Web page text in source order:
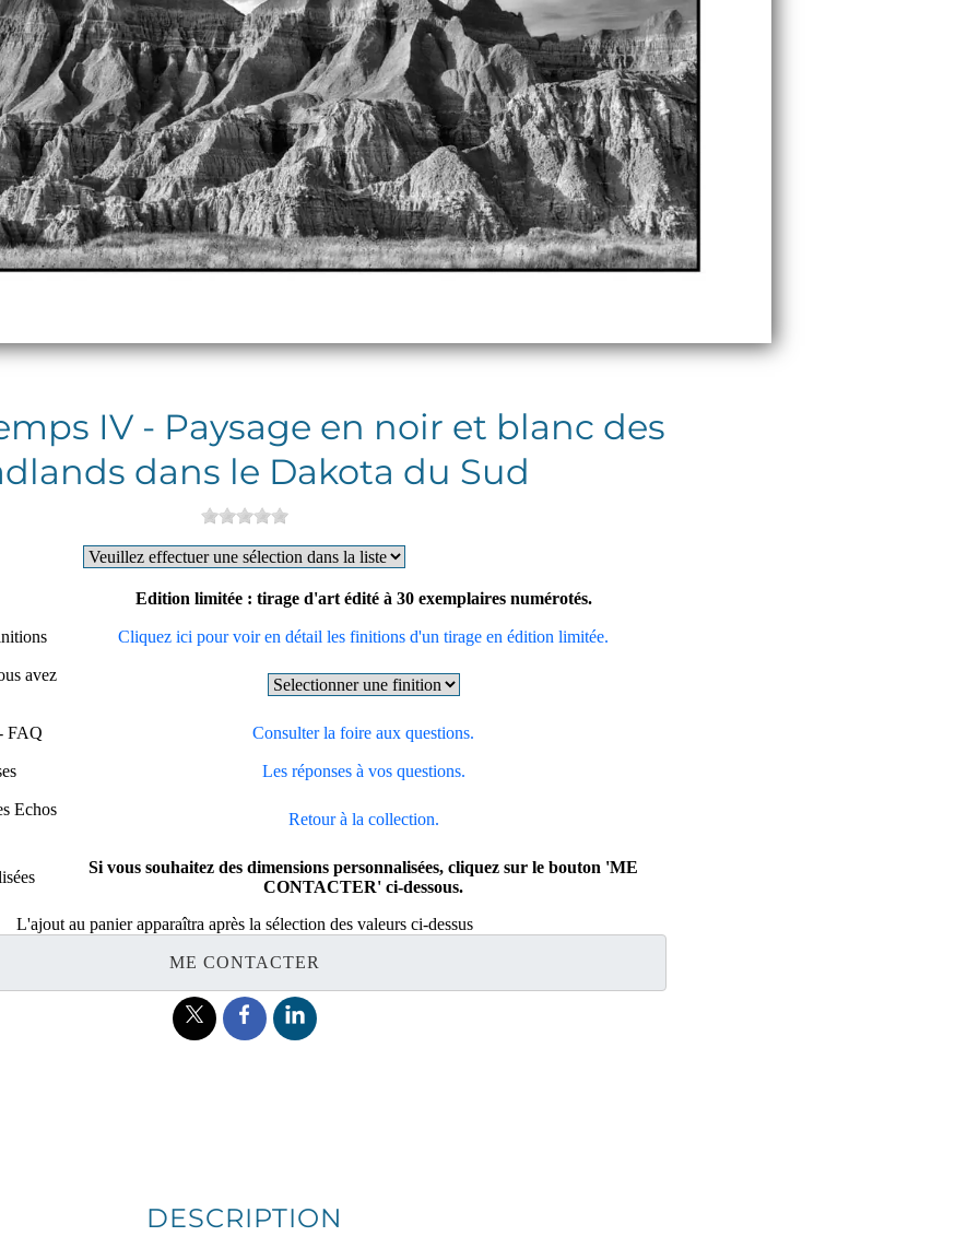
IV - Paysage en noir et blanc des
dans le Dakota du Sud
Edition limitée : tirage d'art édité à 30 exemplaires numérotés.
Cliquez ici pour voir en détail les finitions d'un tirage en édition limitée.
avez
FAQ Consulter la foire aux questions.
Les réponses à vos questions.
Echos
Retour à la collection.
Si vous souhaitez des dimensions personnalisées, cliquez sur le bouton 'ME
CONTACTER' ci-dessous.
L'ajout au panier apparaîtra après la sélection des valeurs ci-dessus
ME CONTACTER
DESCRIPTION